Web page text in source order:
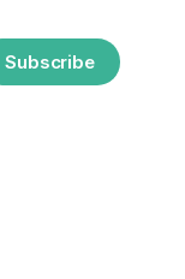
Subscribe